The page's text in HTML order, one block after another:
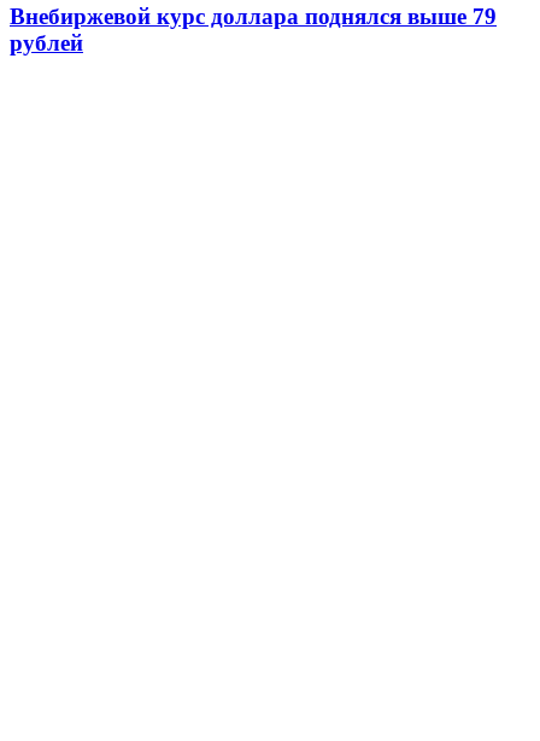
доллара
поднялся
выше
Внебиржевой курс доллара поднялся выше 79
рублей